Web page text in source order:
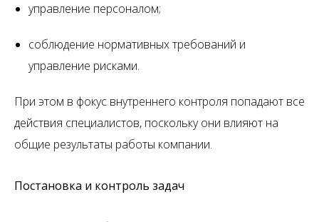
управление персоналом;
соблюдение нормативных требований и
управление рисками.
При этом в фокус внутреннего контроля попадают все
действия специалистов, поскольку они влияют на
общие результаты работы компании.
Постановка и контроль задач